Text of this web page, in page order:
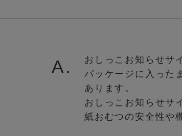
A.
おしっこお知らせサ
パッケージに入った
あります。
おしっこお知らせサ
紙おむつの安全性や